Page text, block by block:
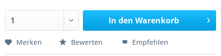
In den Warenkorb
Merken Bewerten Empfehlen